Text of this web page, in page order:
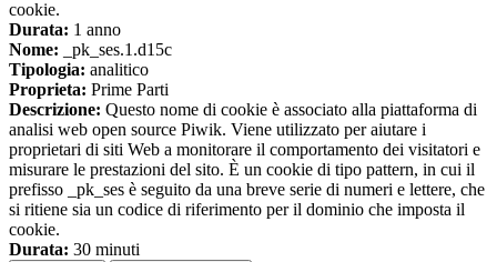
cookie.
Durata: 1 anno
Nome: _pk_ses.1.d15c
Tipologia: analitico
Proprieta: Prime Parti
Descrizione: Questo nome di cookie è associato alla piattaforma di
analisi web open source Piwik. Viene utilizzato per aiutare i
proprietari di siti Web a monitorare il comportamento dei visitatori e
misurare le prestazioni del sito. È un cookie di tipo pattern, in cui il
prefisso _pk_ses è seguito da una breve serie di numeri e lettere, che
si ritiene sia un codice di riferimento per il dominio che imposta il
cookie.
Durata: 30 minuti